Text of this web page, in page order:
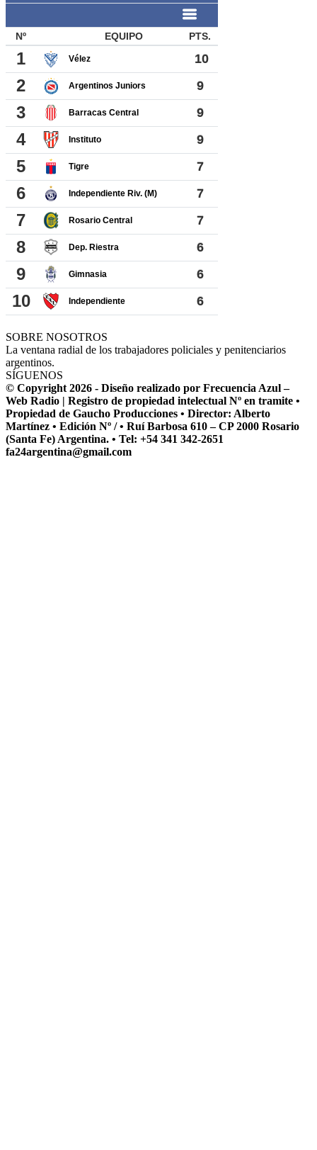
SOBRE NOSOTROS
La ventana radial de los trabajadores policiales y penitenciarios
argentinos.
SÍGUENOS
© Copyright 2026 - Diseño realizado por Frecuencia Azul –
Web Radio | Registro de propiedad intelectual Nº en tramite •
Propiedad de Gaucho Producciones • Director: Alberto
Martínez • Edición Nº / • Ruí Barbosa 610 – CP 2000 Rosario
(Santa Fe) Argentina. • Tel: +54 341 342-2651
fa24argentina@gmail.com